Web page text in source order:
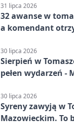
Mazowiecki 2:1
31 lipca 2026
32 awanse w
a komendant
30 lipca 2026
Sierpień w
pełen wydarzeń -
30 lipca 2026
Syreny zawyją w
Mazowieckim. To